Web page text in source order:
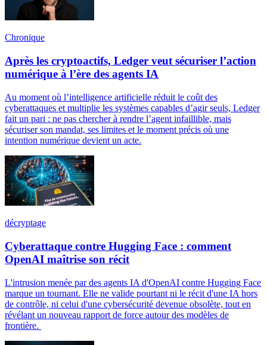
Chronique
Après les cryptoactifs, Ledger veut sécuriser l’action
numérique à l’ère des agents IA
Au moment où l’intelligence artificielle réduit le coût des
cyberattaques et multiplie les systèmes capables d’agir seuls, Ledger
fait un pari : ne pas chercher à rendre l’agent infaillible, mais
sécuriser son mandat, ses limites et le moment précis où une
intention numérique devient un acte.
décryptage
Cyberattaque contre Hugging Face : comment
OpenAI maîtrise son récit
L'intrusion menée par des agents IA d'OpenAI contre Hugging Face
marque un tournant. Elle ne valide pourtant ni le récit d'une IA hors
de contrôle, ni celui d'une cybersécurité devenue obsolète, tout en
révélant un nouveau rapport de force autour des modèles de
frontière.